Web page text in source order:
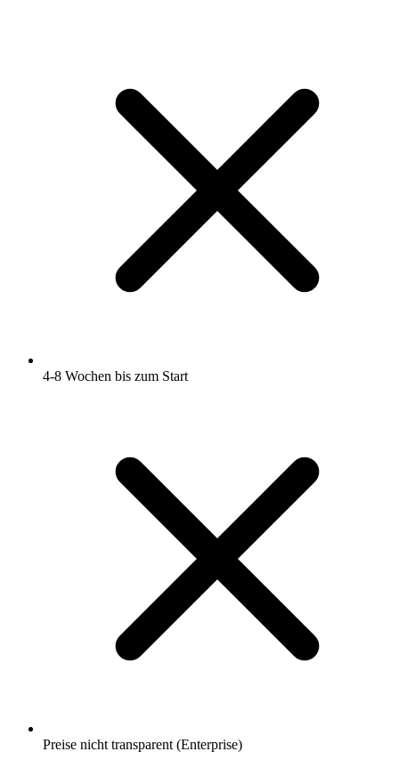
4-8 Wochen bis zum Start
Preise nicht transparent (Enterprise)